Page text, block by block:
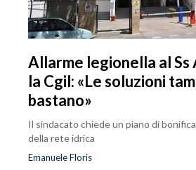
Allarme legionella al Ss
la Cgil: «Le soluzioni
bastano»
Il sindacato chiede un piano di
della rete idrica
Emanuele Floris